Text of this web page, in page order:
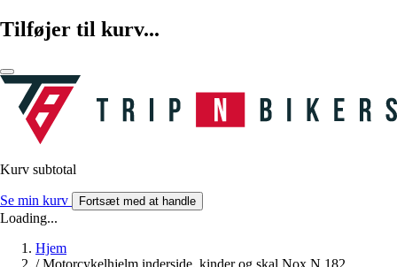
Tilføjer til kurv...
Kurv subtotal
Se min kurv Fortsæt med at handle
Loading...
Hjem